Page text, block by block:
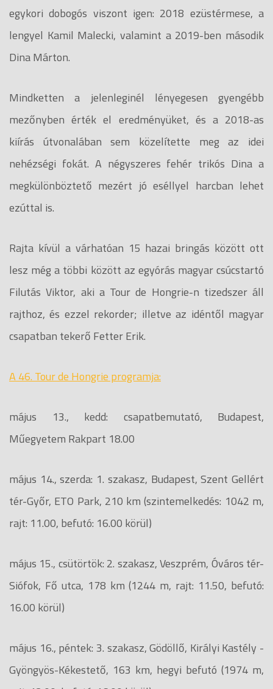
egykori dobogós viszont igen: 2018 ezüstérmese, a
lengyel Kamil Malecki, valamint a 2019-ben második
Dina Márton.
Mindketten a jelenleginél lényegesen gyengébb
mezőnyben érték el eredményüket, és a 2018-as
kiírás útvonalában sem közelítette meg az idei
nehézségi fokát. A négyszeres fehér trikós Dina a
megkülönböztető mezért jó eséllyel harcban lehet
ezúttal is.
Rajta kívül a várhatóan 15 hazai bringás között ott
lesz még a többi között az egyórás magyar csúcstartó
Filutás Viktor, aki a Tour de Hongrie-n tizedszer áll
rajthoz, és ezzel rekorder; illetve az idéntől magyar
csapatban tekerő Fetter Erik.
A 46. Tour de Hongrie programja:
május 13., kedd: csapatbemutató, Budapest,
Műegyetem Rakpart 18.00
május 14., szerda: 1. szakasz, Budapest, Szent Gellért
tér-Győr, ETO Park, 210 km (szintemelkedés: 1042 m,
rajt: 11.00, befutó: 16.00 körül)
május 15., csütörtök: 2. szakasz, Veszprém, Óváros tér-
Siófok, Fő utca, 178 km (1244 m, rajt: 11.50, befutó:
16.00 körül)
május 16., péntek: 3. szakasz, Gödöllő, Királyi Kastély -
Gyöngyös-Kékestető, 163 km, hegyi befutó (1974 m,